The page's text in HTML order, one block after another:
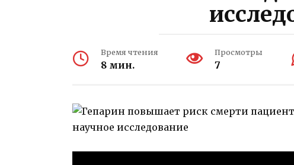
Время чтения
8 мин.
Просмотры
7